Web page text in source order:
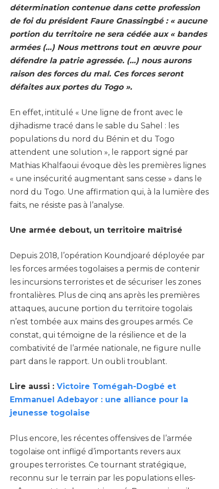
détermination contenue dans cette profession
de foi du président Faure Gnassingbé : « aucune
portion du territoire ne sera cédée aux « bandes
armées (…) Nous mettrons tout en œuvre pour
défendre la patrie agressée. (…) nous aurons
raison des forces du mal. Ces forces seront
défaites aux portes du Togo ».
En effet, intitulé « Une ligne de front avec le
djihadisme tracé dans le sable du Sahel : les
populations du nord du Bénin et du Togo
attendent une solution », le rapport signé par
Mathias Khalfaoui évoque dès les premières lignes
« une insécurité augmentant sans cesse » dans le
nord du Togo. Une affirmation qui, à la lumière des
faits, ne résiste pas à l’analyse.
Une armée debout, un territoire maîtrisé
Depuis 2018, l’opération Koundjoaré déployée par
les forces armées togolaises a permis de contenir
les incursions terroristes et de sécuriser les zones
frontalières. Plus de cinq ans après les premières
attaques, aucune portion du territoire togolais
n’est tombée aux mains des groupes armés. Ce
constat, qui témoigne de la résilience et de la
combativité de l’armée nationale, ne figure nulle
part dans le rapport. Un oubli troublant.
Lire aussi : Victoire Tomégah-Dogbé et
Emmanuel Adebayor : une alliance pour la
jeunesse togolaise
Plus encore, les récentes offensives de l’armée
togolaise ont infligé d’importants revers aux
groupes terroristes. Ce tournant stratégique,
reconnu sur le terrain par les populations elles-